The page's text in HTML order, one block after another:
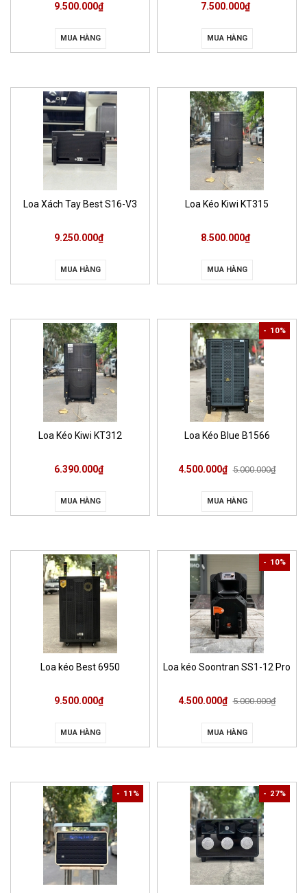
9.500.000₫
MUA HÀNG
7.500.000₫
MUA HÀNG
Loa Xách Tay Best S16-V3
9.250.000₫
MUA HÀNG
Loa Kéo Kiwi KT315
8.500.000₫
MUA HÀNG
Loa Kéo Kiwi KT312
6.390.000₫
MUA HÀNG
- 10%
Loa Kéo Blue B1566
4.500.000₫ 5.000.000₫
MUA HÀNG
Loa kéo Best 6950
9.500.000₫
MUA HÀNG
- 10%
Loa kéo Soontran SS1-12 Pro
4.500.000₫ 5.000.000₫
MUA HÀNG
- 11% - 27%